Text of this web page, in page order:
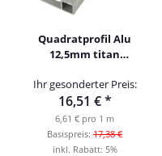
Quadratprofil Alu
12,5mm titan
gebürstet 250cm
Ihr gesonderter Preis:
16,51 €*
6,61 € pro 1 m
Basispreis: 17,38 €
inkl. Rabatt: 5%